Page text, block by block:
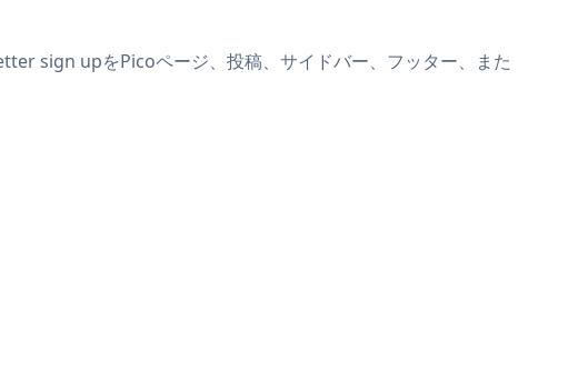
sign upをPicoページ、投稿、サイドバー、フッター、また